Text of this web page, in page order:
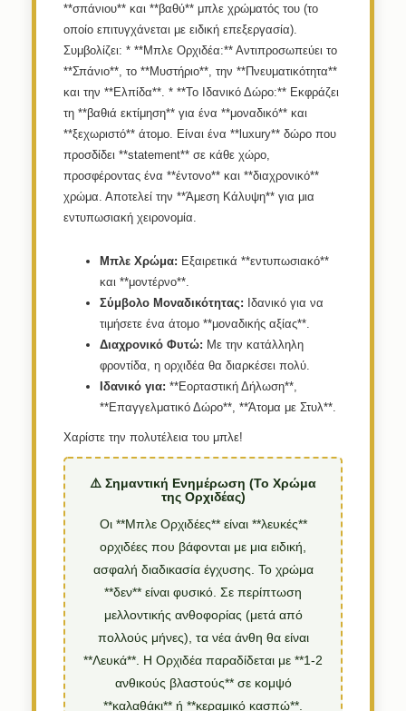
**σπάνιου** και **βαθύ** μπλε χρώματός του (το
οποίο επιτυγχάνεται με ειδική επεξεργασία).
Συμβολίζει: * **Μπλε Ορχιδέα:** Αντιπροσωπεύει το
**Σπάνιο**, το **Μυστήριο**, την **Πνευματικότητα**
και την **Ελπίδα**. * **Το Ιδανικό Δώρο:** Εκφράζει
τη **βαθιά εκτίμηση** για ένα **μοναδικό** και
**ξεχωριστό** άτομο. Είναι ένα **luxury** δώρο που
προσδίδει **statement** σε κάθε χώρο,
προσφέροντας ένα **έντονο** και **διαχρονικό**
χρώμα. Αποτελεί την **Άμεση Κάλυψη** για μια
εντυπωσιακή χειρονομία.
Μπλε Χρώμα: Εξαιρετικά **εντυπωσιακό**
και **μοντέρνο**.
Σύμβολο Μοναδικότητας: Ιδανικό για να
τιμήσετε ένα άτομο **μοναδικής αξίας**.
Διαχρονικό Φυτώ: Με την κατάλληλη
φροντίδα, η ορχιδέα θα διαρκέσει πολύ.
Ιδανικό για: **Εορταστική Δήλωση**,
**Επαγγελματικό Δώρο**, **Άτομα με Στυλ**.
Χαρίστε την πολυτέλεια του μπλε!
⚠️ Σημαντική Ενημέρωση (Το Χρώμα
της Ορχιδέας)
Οι **Μπλε Ορχιδέες** είναι **λευκές**
ορχιδέες που βάφονται με μια ειδική,
ασφαλή διαδικασία έγχυσης. Το χρώμα
**δεν** είναι φυσικό. Σε περίπτωση
μελλοντικής ανθοφορίας (μετά από
πολλούς μήνες), τα νέα άνθη θα είναι
**Λευκά**. Η Ορχιδέα παραδίδεται με **1-2
ανθικούς βλαστούς** σε κομψό
**καλαθάκι** ή **κεραμικό κασπώ**.